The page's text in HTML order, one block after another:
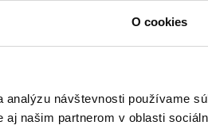
O cookies
analýzu návštevnosti používame
našim partnerom v oblasti